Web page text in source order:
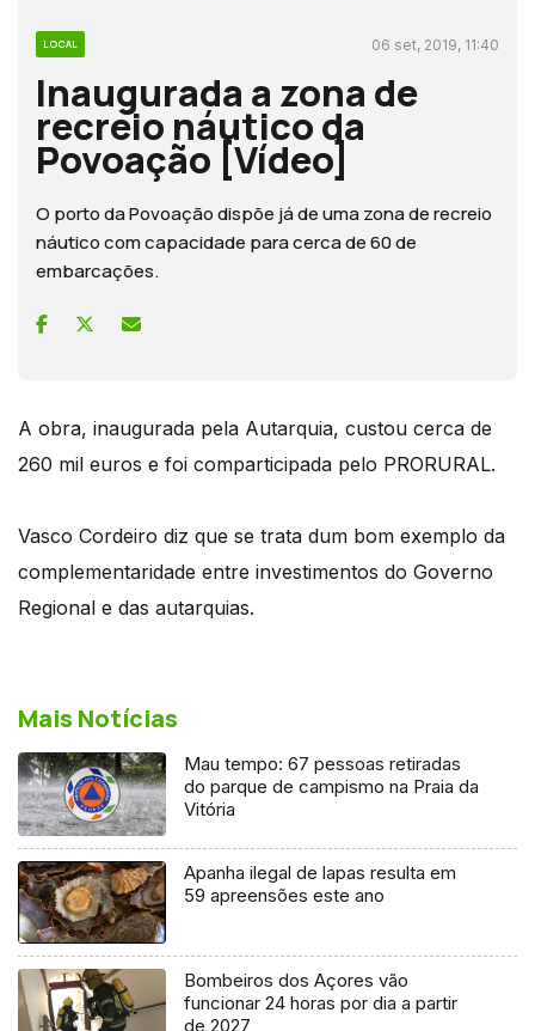
LOCAL 06 set, 2019, 11:40
Inaugurada a zona de
recreio náutico da
Povoação [Vídeo]
O porto da Povoação dispõe já de uma zona de recreio
náutico com capacidade para cerca de 60 de
embarcações.
A obra, inaugurada pela Autarquia, custou cerca de
260 mil euros e foi comparticipada pelo PRORURAL.
Vasco Cordeiro diz que se trata dum bom exemplo da
complementaridade entre investimentos do Governo
Regional e das autarquias.
Mais Notícias
Mau tempo: 67 pessoas retiradas
do parque de campismo na Praia da
Vitória
Apanha ilegal de lapas resulta em
59 apreensões este ano
Bombeiros dos Açores vão
funcionar 24 horas por dia a partir
de 2027